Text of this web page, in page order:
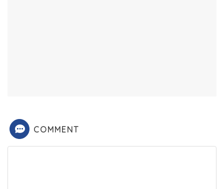
COMMENT